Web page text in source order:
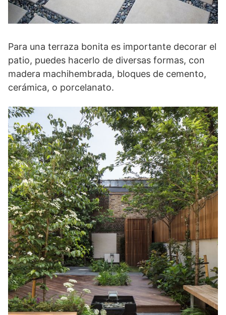
Para una terraza bonita es importante decorar el
patio, puedes hacerlo de diversas formas, con
madera machihembrada, bloques de cemento,
cerámica, o porcelanato.